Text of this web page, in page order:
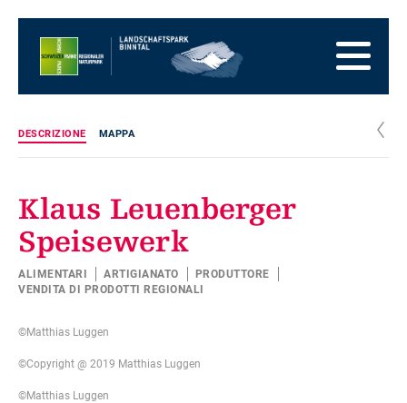
iniziale
navigazione
mappa
AllaDESCRIZIONE MAPPA c
Klaus Leuenberger
Speisewerk
ALIMENTARI ARTIGIANATO
PRODUTTORE
VENDITA DI PRODOTTI REGIONALI
©Matthias Luggen
©Copyright @ 2019 Matthias Luggen
©Matthias Luggen